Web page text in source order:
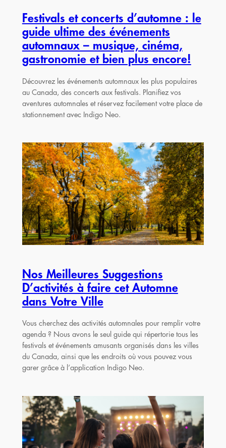
Festivals et concerts d’automne : le
guide ultime des événements
automnaux – musique, cinéma,
gastronomie et bien plus encore!
Découvrez les événements automnaux les plus populaires
au Canada, des concerts aux festivals. Planifiez vos
aventures automnales et réservez facilement votre place de
stationnement avec Indigo Neo.
Nos Meilleures Suggestions
D’activités à faire cet Automne
dans Votre Ville
Vous cherchez des activités automnales pour remplir votre
agenda ? Nous avons le seul guide qui répertorie tous les
festivals et événements amusants organisés dans les villes
du Canada, ainsi que les endroits où vous pouvez vous
garer grâce à l’application Indigo Neo.